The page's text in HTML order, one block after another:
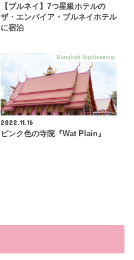
【ブルネイ】7つ星級ホテルの
ザ・エンパイア・ブルネイホテル
に宿泊
Bangkok Sightseeing
2022.11.16
ピンク色の寺院『Wat Plain』